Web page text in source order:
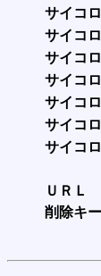
サイコ
サイコ
サイコ
サイコ
サイコ
サイコ
サイコ
ＵＲＬ
削除キー